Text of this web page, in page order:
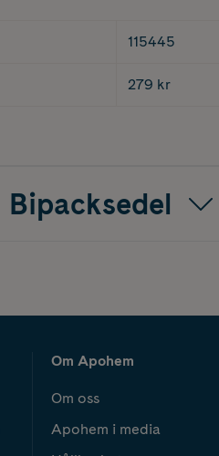
115445
279 kr
Bipacksedel
Om Apohem
Om oss
Apohem i media